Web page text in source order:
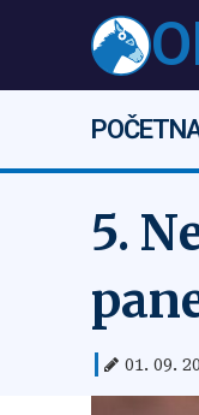
5.
01. 09.